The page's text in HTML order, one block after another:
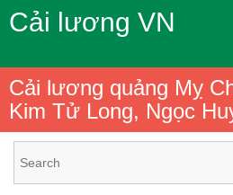
Cải lương VN
Cải lương quảng Mỵ
Kim Tử Long, Ngọc